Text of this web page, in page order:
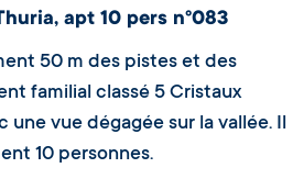
apt 10 pers n°083
50 m des pistes et des
familial classé 5 Cristaux
une vue dégagée sur la vallée. Il
10 personnes.